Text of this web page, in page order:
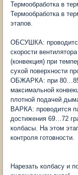
Термообработка в
Термообработка в
этапов.
ОБСУШКА:
скорости вентилятора
(конвекция) при
сухой поверхности
ОБЖАРКА: при 80…85
максимальной
плотной подачей
ВАРКА: проводится
достижения 69…72
колбасы. На этом
контроля готовности.
Нарезать колбасу и